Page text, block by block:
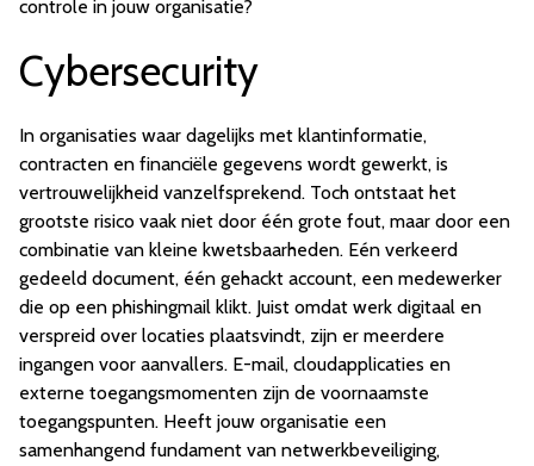
controle in jouw organisatie?
Cybersecurity
In organisaties waar dagelijks met klantinformatie,
contracten en financiële gegevens wordt gewerkt, is
vertrouwelijkheid vanzelfsprekend. Toch ontstaat het
grootste risico vaak niet door één grote fout, maar door een
combinatie van kleine kwetsbaarheden. Eén verkeerd
gedeeld document, één gehackt account, een medewerker
die op een phishingmail klikt. Juist omdat werk digitaal en
verspreid over locaties plaatsvindt, zijn er meerdere
ingangen voor aanvallers. E-mail, cloudapplicaties en
externe toegangsmomenten zijn de voornaamste
toegangspunten. Heeft jouw organisatie een
samenhangend fundament van netwerkbeveiliging,